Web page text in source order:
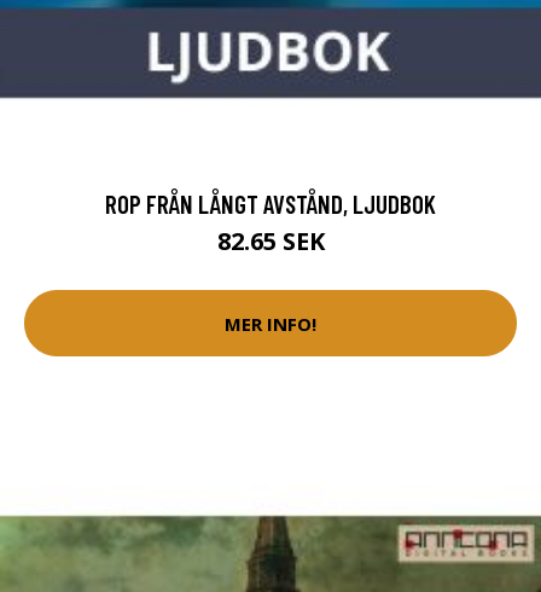
ROP FRÅN LÅNGT AVSTÅND, LJUDBOK
82.65 SEK
MER INFO!